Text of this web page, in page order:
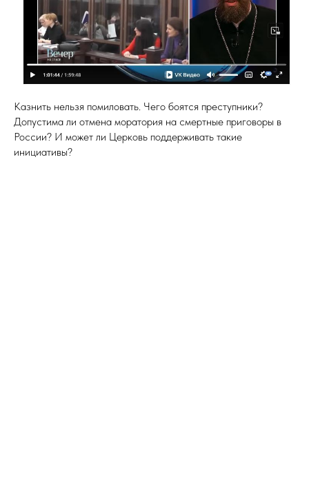
Казнить нельзя помиловать. Чего боятся преступники?
Допустима ли отмена моратория на смертные приговоры в
России? И может ли Церковь поддерживать такие
инициативы?